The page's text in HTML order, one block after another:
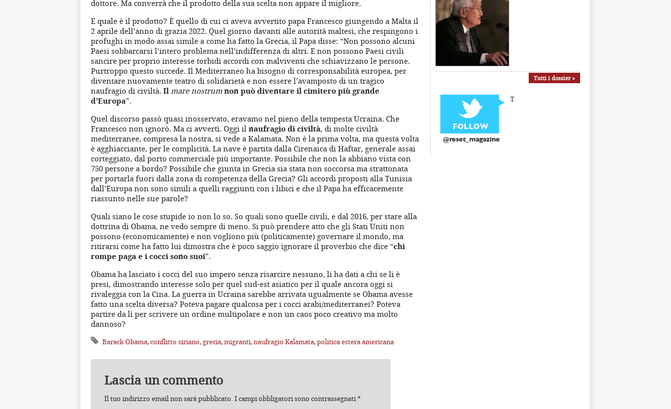
dottore. Ma converrà che il prodotto della sua scelta non appare il migliore.
E quale è il prodotto? È quello di cui ci aveva avvertito papa Francesco giungendo a Malta il
2 aprile dell’anno di grazia 2022. Quel giorno davanti alle autorità maltesi, che respingono i
profughi in modo assai simile a come ha fatto la Grecia, il Papa disse: “Non possono alcuni
Paesi sobbarcarsi l’intero problema nell’indifferenza di altri. E non possono Paesi civili
sancire per proprio interesse torbidi accordi con malviventi che schiavizzano le persone.
Purtroppo questo succede. Il Mediterraneo ha bisogno di corresponsabilità europea, per
diventare nuovamente teatro di solidarietà e non essere l’avamposto di un tragico
naufragio di civiltà. Il mare nostrum non può diventare il cimitero più grande
d’Europa”.
Quel discorso passò quasi inosservato, eravamo nel pieno della tempesta Ucraina. Che
Francesco non ignorò. Ma ci avvertì. Oggi il naufragio di civiltà, di molte civiltà
mediterranee, compresa la nostra, si vede a Kalamata. Non è la prima volta, ma questa volta
è agghiacciante, per le complicità. La nave è partita dalla Cirenaica di Haftar, generale assai
corteggiato, dal porto commerciale più importante. Possibile che non la abbiano vista con
750 persone a bordo? Possibile che giunta in Grecia sia stata non soccorsa ma strattonata
per portarla fuori dalla zona di competenza della Grecia? Gli accordi proposti alla Tunisia
dall’Europa non sono simili a quelli raggiunti con i libici e che il Papa ha efficacemente
riassunto nelle sue parole?
Quali siano le cose stupide io non lo so. So quali sono quelle civili, e dal 2016, per stare alla
dottrina di Obama, ne vedo sempre di meno. Si può prendere atto che gli Stati Uniti non
possono (economicamente) e non vogliono più (politicamente) governare il mondo, ma
ritirarsi come ha fatto lui dimostra che è poco saggio ignorare il proverbio che dice “chi
rompe paga e i cocci sono suoi”.
Obama ha lasciato i cocci del suo impero senza risarcire nessuno, li ha dati a chi se li è
presi, dimostrando interesse solo per quel sud-est asiatico per il quale ancora oggi si
rivaleggia con la Cina. La guerra in Ucraina sarebbe arrivata ugualmente se Obama avesse
fatto una scelta diversa? Poteva pagare qualcosa per i cocci arabi/mediterranei? Poteva
partire da lì per scrivere un ordine multipolare e non un caos poco creativo ma molto
dannoso?
Barack Obama,conflitto siriano, grecia,migranti,naufragio Kalamata,politica estera americana
Lascia un commento
Il tuo indirizzo email non sarà pubblicato. I campi obbligatori sono contrassegnati*
Tutti i dossier »
@reset_magazine
T